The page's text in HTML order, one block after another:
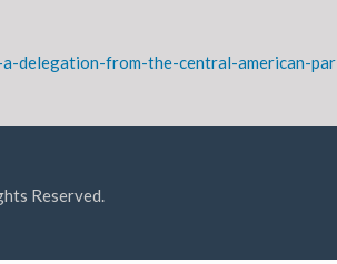
delegation-from-the-central-american-
Reserved.